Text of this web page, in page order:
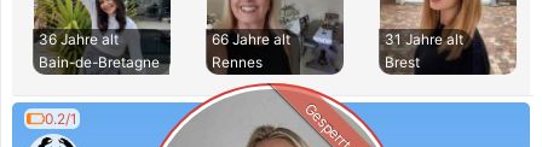
36 Jahre alt
Bain-de-Bretagne
66 Jahre alt
Rennes
31 Jahre alt
Brest
0.2/1 Gesperrt